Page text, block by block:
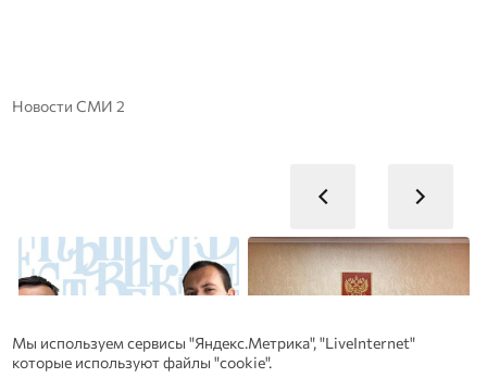
Новости СМИ 2
Мы используем сервисы "Яндекс.Метрика", "LiveInternet"
которые используют файлы "cookie".